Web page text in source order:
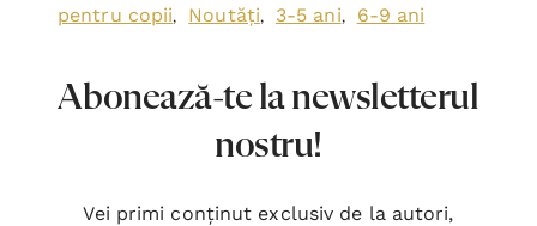
pentru copii, Noutăți, 3-5 ani, 6-9 ani
Abonează-te la newsletterul
nostru!
Vei primi conținut exclusiv de la autori,